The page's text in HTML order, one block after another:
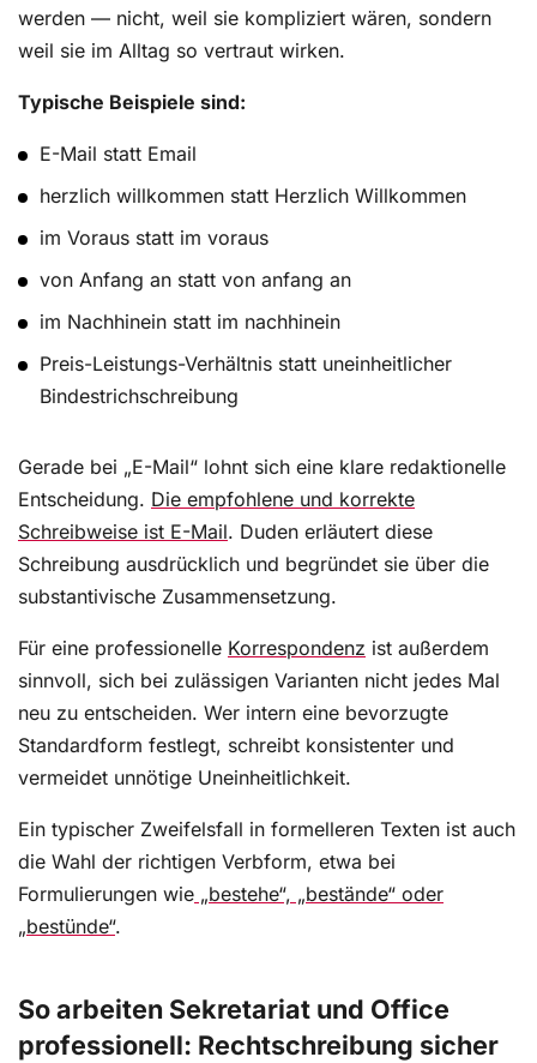
werden — nicht, weil sie kompliziert wären, sondern
weil sie im Alltag so vertraut wirken.
Typische Beispiele sind:
E-Mail statt Email
herzlich willkommen statt Herzlich Willkommen
im Voraus statt im voraus
von Anfang an statt von anfang an
im Nachhinein statt im nachhinein
Preis-Leistungs-Verhältnis statt uneinheitlicher
Bindestrichschreibung
Gerade bei „E-Mail“ lohnt sich eine klare redaktionelle
Entscheidung. Die empfohlene und korrekte
Schreibweise ist E-Mail. Duden erläutert diese
Schreibung ausdrücklich und begründet sie über die
substantivische Zusammensetzung.
Für eine professionelle Korrespondenz ist außerdem
sinnvoll, sich bei zulässigen Varianten nicht jedes Mal
neu zu entscheiden. Wer intern eine bevorzugte
Standardform festlegt, schreibt konsistenter und
vermeidet unnötige Uneinheitlichkeit.
Ein typischer Zweifelsfall in formelleren Texten ist auch
die Wahl der richtigen Verbform, etwa bei
Formulierungen wie „bestehe“, „bestände“ oder
„bestünde“.
So arbeiten Sekretariat und Office
professionell: Rechtschreibung sicher